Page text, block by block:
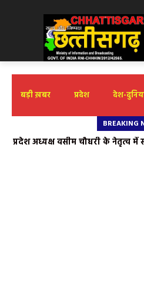
बड़ी ख़बर प्रदेश देश-
BREAKING
राजनांदगांव को मिला विकास